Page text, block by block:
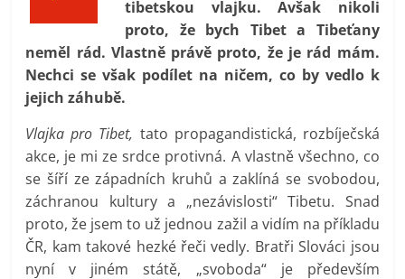
prospívá?
tibetskou vlajku. Avšak nikoli
proto, že bych Tibet a Tibeťany
neměl rád. Vlastně právě proto, že je rád mám.
Nechci se však podílet na ničem, co by vedlo k
jejich záhubě.
Vlajka pro Tibet, tato propagandistická, rozbíječská
akce, je mi ze srdce protivná. A vlastně všechno, co
se šíří ze západních kruhů a zaklíná se svobodou,
záchranou kultury a „nezávislosti“ Tibetu. Snad
proto, že jsem to už jednou zažil a vidím na příkladu
ČR, kam takové hezké řeči vedly. Bratři Slováci jsou
nyní v jiném státě, „svoboda“ je především